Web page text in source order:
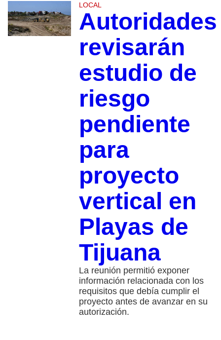
LOCAL
Autoridades
revisarán
estudio de
riesgo
pendiente
para
proyecto
vertical en
Playas de
Tijuana
La reunión permitió exponer
información relacionada con los
requisitos que debía cumplir el
proyecto antes de avanzar en su
autorización.